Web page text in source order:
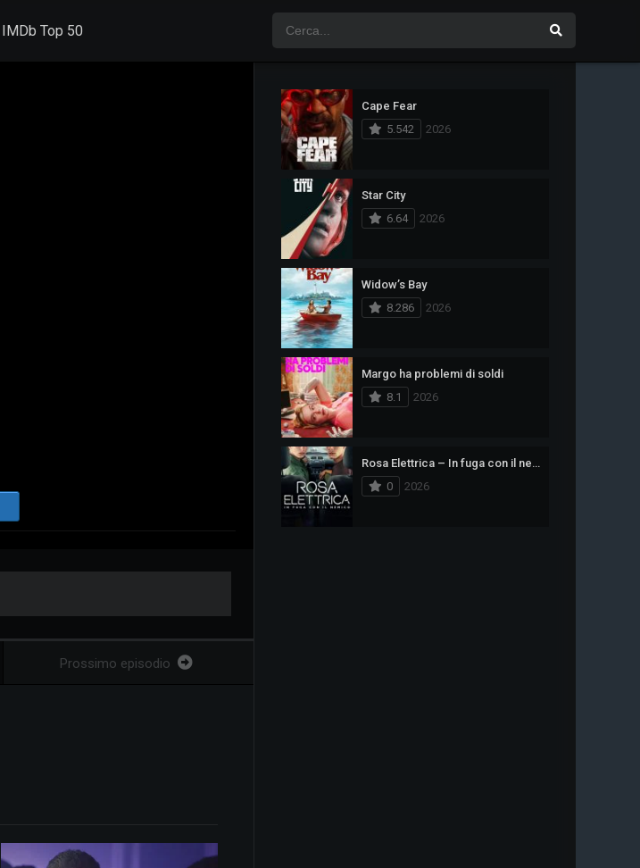
IMDb Top 50
Prossimo episodio
Cape Fear
5.542
2026
Star City
6.64
2026
Widow’s Bay
8.286
2026
Margo ha problemi di soldi
8.1
2026
Rosa Elettrica – In fuga con il nemico
0
2026